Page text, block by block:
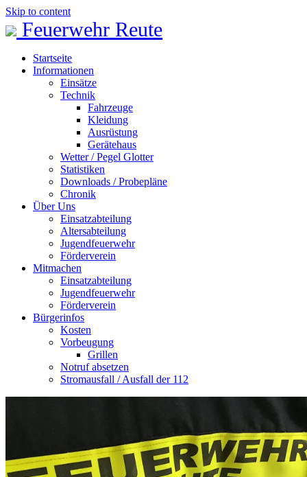
Skip to content
Feuerwehr Reute
Startseite
Informationen
Einsätze
Technik
Fahrzeuge
Kleidung
Ausrüstung
Gerätehaus
Wetter / Pegel Glotter
Statistiken
Downloads / Probepläne
Chronik
Über Uns
Einsatzabteilung
Altersabteilung
Jugendfeuerwehr
Förderverein
Mitmachen
Einsatzabteilung
Jugendfeuerwehr
Förderverein
Bürgerinfos
Kosten
Vorbeugung
Grillen
Notruf absetzen
Stromausfall / Ausfall der 112